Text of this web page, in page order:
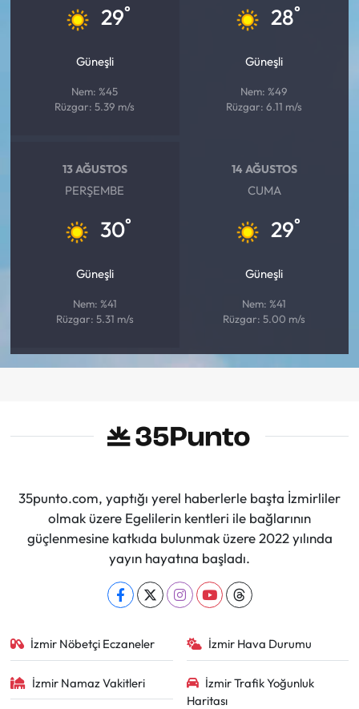
29°
Güneşli
Nem: %45
Rüzgar: 5.39 m/s
28°
Güneşli
Nem: %49
Rüzgar: 6.11 m/s
13 AĞUSTOS
PERŞEMBE
30°
Güneşli
Nem: %41
Rüzgar: 5.31 m/s
14 AĞUSTOS
CUMA
29°
Güneşli
Nem: %41
Rüzgar: 5.00 m/s
35punto.com, yaptığı yerel haberlerle başta İzmirliler
olmak üzere Egelilerin kentleri ile bağlarının
güçlenmesine katkıda bulunmak üzere 2022 yılında
yayın hayatına başladı.
İzmir Nöbetçi Eczaneler İzmir Hava Durumu
İzmir Namaz Vakitleri
İzmir Trafik Yoğunluk
Haritası